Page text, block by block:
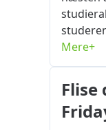
produkt
design
for
altid
og April
studierabatter.
bruger
dine
hurtigt
eksamen. Hvis du
Mere+
Flise